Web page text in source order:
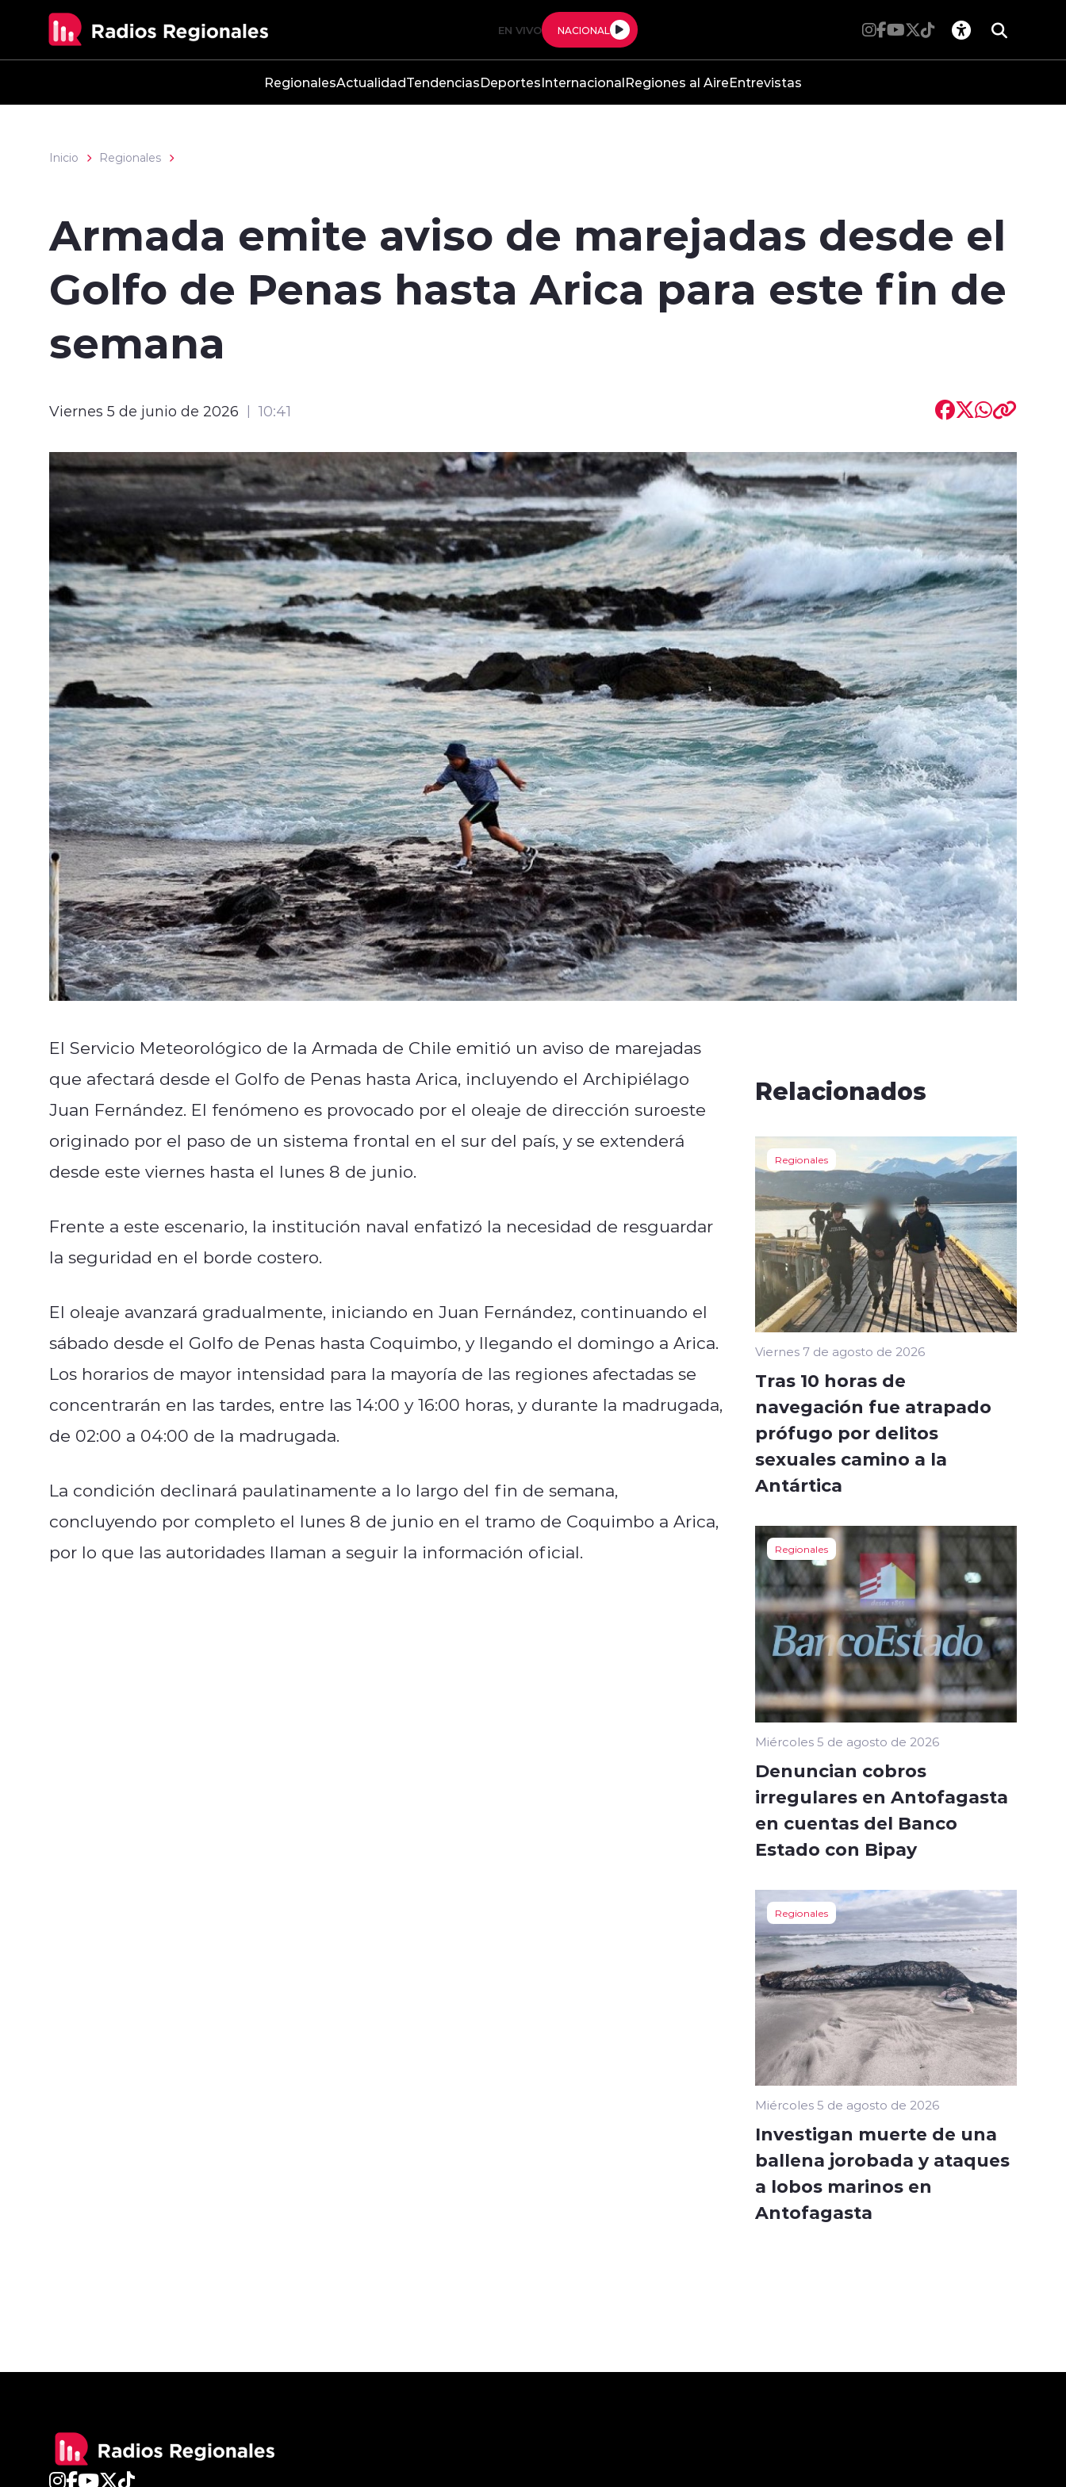
EN VIVO NACIONAL
RegionalesActualidadTendenciasDeportesInternacionalRegiones al AireEntrevistas
Inicio Regionales
Armada emite aviso de marejadas desde el
Golfo de Penas hasta Arica para este fin de
semana
Viernes 5 de junio de 2026 10:41
El Servicio Meteorológico de la Armada de Chile emitió un aviso de marejadas
que afectará desde el Golfo de Penas hasta Arica, incluyendo el Archipiélago
Juan Fernández. El fenómeno es provocado por el oleaje de dirección suroeste
originado por el paso de un sistema frontal en el sur del país, y se extenderá
desde este viernes hasta el lunes 8 de junio.
Frente a este escenario, la institución naval enfatizó la necesidad de resguardar
la seguridad en el borde costero.
El oleaje avanzará gradualmente, iniciando en Juan Fernández, continuando el
sábado desde el Golfo de Penas hasta Coquimbo, y llegando el domingo a Arica.
Los horarios de mayor intensidad para la mayoría de las regiones afectadas se
concentrarán en las tardes, entre las 14:00 y 16:00 horas, y durante la madrugada,
de 02:00 a 04:00 de la madrugada.
La condición declinará paulatinamente a lo largo del fin de semana,
concluyendo por completo el lunes 8 de junio en el tramo de Coquimbo a Arica,
por lo que las autoridades llaman a seguir la información oficial.
Relacionados
Regionales
Viernes 7 de agosto de 2026
Tras 10 horas de
navegación fue atrapado
prófugo por delitos
sexuales camino a la
Antártica
Regionales
Miércoles 5 de agosto de 2026
Denuncian cobros
irregulares en Antofagasta
en cuentas del Banco
Estado con Bipay
Regionales
Miércoles 5 de agosto de 2026
Investigan muerte de una
ballena jorobada y ataques
a lobos marinos en
Antofagasta